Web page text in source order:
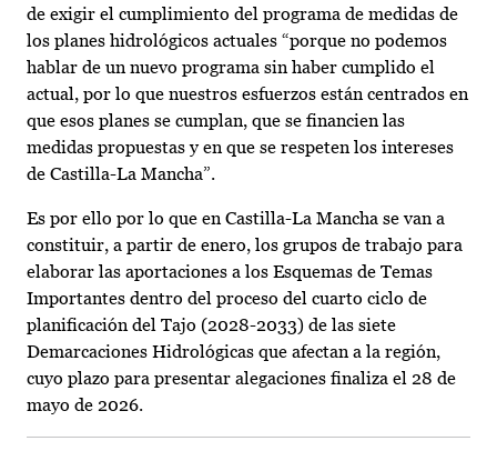
de exigir el cumplimiento del programa de medidas de
los planes hidrológicos actuales “porque no podemos
hablar de un nuevo programa sin haber cumplido el
actual, por lo que nuestros esfuerzos están centrados en
que esos planes se cumplan, que se financien las
medidas propuestas y en que se respeten los intereses
de Castilla-La Mancha”.
Es por ello por lo que en Castilla-La Mancha se van a
constituir, a partir de enero, los grupos de trabajo para
elaborar las aportaciones a los Esquemas de Temas
Importantes dentro del proceso del cuarto ciclo de
planificación del Tajo (2028-2033) de las siete
Demarcaciones Hidrológicas que afectan a la región,
cuyo plazo para presentar alegaciones finaliza el 28 de
mayo de 2026.